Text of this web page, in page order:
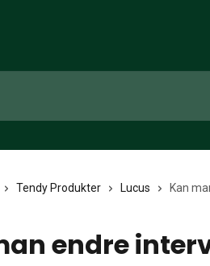
Tendy Produkter Lucus Kan
endre